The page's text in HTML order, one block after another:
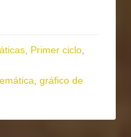
, Primer ciclo,
,gráfico de